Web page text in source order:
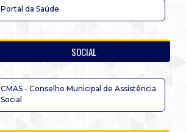
Portal da Saúde
SOCIAL
CMAS - Conselho Municipal de Assistência
Social